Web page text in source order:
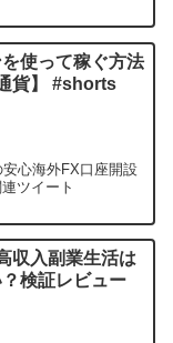
を使って稼ぐ方法
貨】 #shorts
安心海外FX口座開設
ツイート
収入副業生活は
検証レビュー